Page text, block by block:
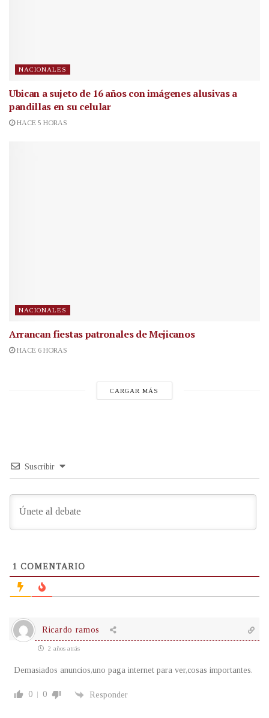
NACIONALES
Ubican a sujeto de 16 años con imágenes alusivas a
pandillas en su celular
HACE 5 HORAS
NACIONALES
Arrancan fiestas patronales de Mejicanos
HACE 6 HORAS
CARGAR MÁS
Suscribir
1 COMENTARIO
Ricardo ramos
2 años atrás
Demasiados anuncios,uno paga internet para ver,cosas importantes.
0 0 Responder